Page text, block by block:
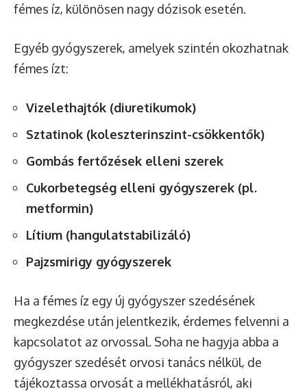
fémes íz, különösen nagy dózisok esetén.
Egyéb gyógyszerek, amelyek szintén okozhatnak
fémes ízt:
Vizelethajtók (diuretikumok)
Sztatinok (koleszterinszint-csökkentők)
Gombás fertőzések elleni szerek
Cukorbetegség elleni gyógyszerek (pl.
metformin)
Lítium (hangulatstabilizáló)
Pajzsmirigy gyógyszerek
Ha a fémes íz egy új gyógyszer szedésének
megkezdése után jelentkezik, érdemes felvenni a
kapcsolatot az orvossal. Soha ne hagyja abba a
gyógyszer szedését orvosi tanács nélkül, de
tájékoztassa orvosát a mellékhatásról, aki